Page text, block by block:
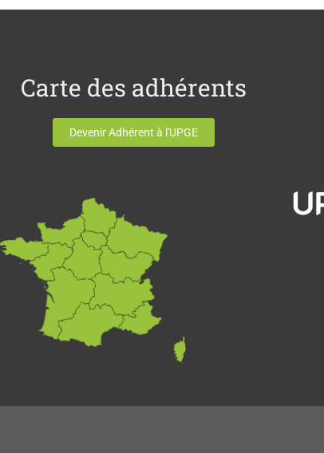
Carte des adhérents
Devenir Adhérent à l'UPGE